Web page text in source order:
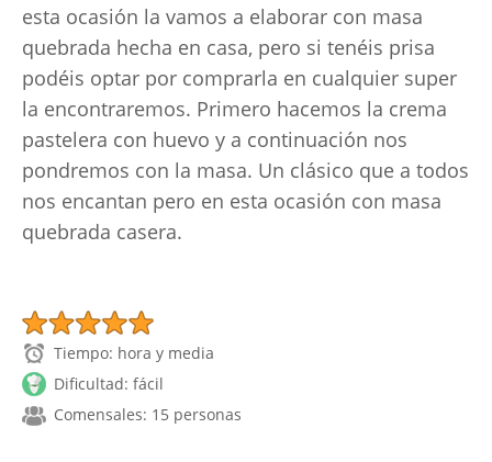
esta ocasión la vamos a elaborar con masa
quebrada hecha en casa, pero si tenéis prisa
podéis optar por comprarla en cualquier super
la encontraremos. Primero hacemos la crema
pastelera con huevo y a continuación nos
pondremos con la masa. Un clásico que a todos
nos encantan pero en esta ocasión con masa
quebrada casera.
Tiempo: hora y media
Dificultad: fácil
Comensales: 15 personas